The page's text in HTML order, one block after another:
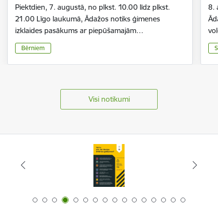
Piektdien, 7. augustā, no plkst. 10.00 līdz plkst.
21.00 Līgo laukumā, Ādažos notiks ģimenes
izklaides pasākums ar piepūšamajām…
Bērniem
8.
Visi notikumi